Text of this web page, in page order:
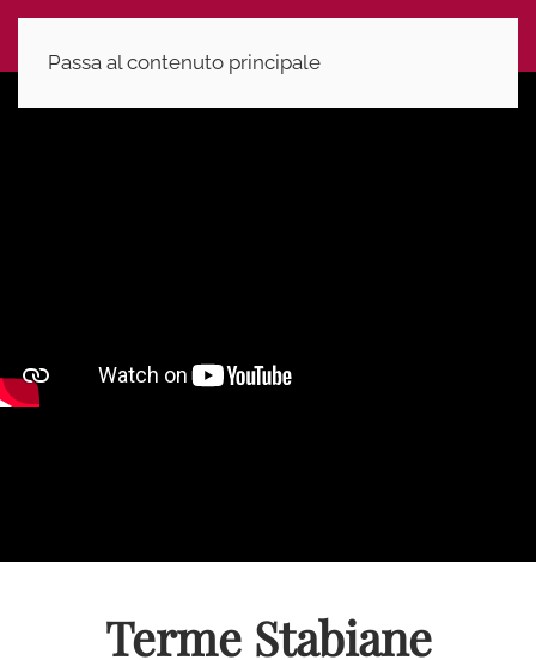
Passa al contenuto principale
Terme Stabiane